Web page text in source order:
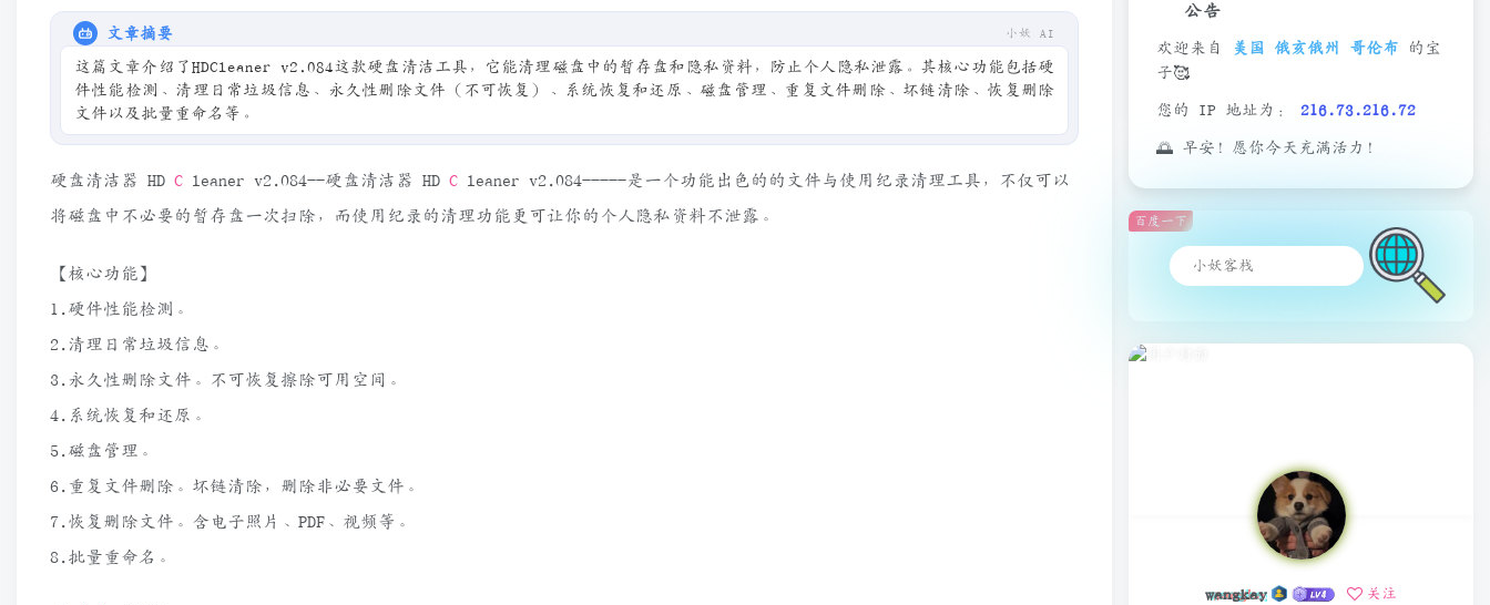
文章摘要 小妖 AI
这篇文章介绍了HDCleaner v2.084这款硬盘清洁工具，它能清理磁盘中的暂存盘和隐私资料，防止个人隐私泄露。其核心功能包括硬
件性能检测、清理日常垃圾信息、永久性删除文件（不可恢复）、系统恢复和还原、磁盘管理、重复文件删除、坏链清除、恢复删除
文件以及批量重命名等。
硬盘清洁器 HD C leaner v2.084--硬盘清洁器 HD C leaner v2.084-----是一个功能出色的的文件与使用纪录清理工具，不仅可以
将磁盘中不必要的暂存盘一次扫除，而使用纪录的清理功能更可让你的个人隐私资料不泄露。
【核心功能】
1.硬件性能检测。
2.清理日常垃圾信息。
3.永久性删除文件。不可恢复擦除可用空间。
4.系统恢复和还原。
5.磁盘管理。
6.重复文件删除。坏链清除，删除非必要文件。
7.恢复删除文件。含电子照片、PDF、视频等。
8.批量重命名。
公告
欢迎来自 美国 俄亥俄州 哥伦布 的宝
子🥰
您的 IP 地址为： 216.73.216.72
🌅 早安！愿你今天充满活力！
百度一下
wangkay 关注